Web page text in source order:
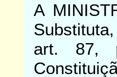
A
art. 87,